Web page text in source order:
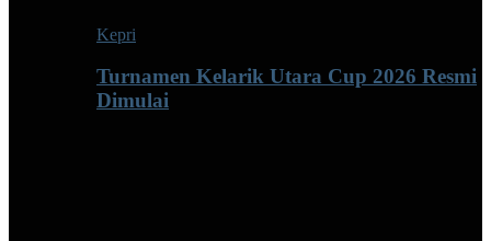
Kepri
Turnamen Kelarik Utara Cup 2026 Resmi
Dimulai